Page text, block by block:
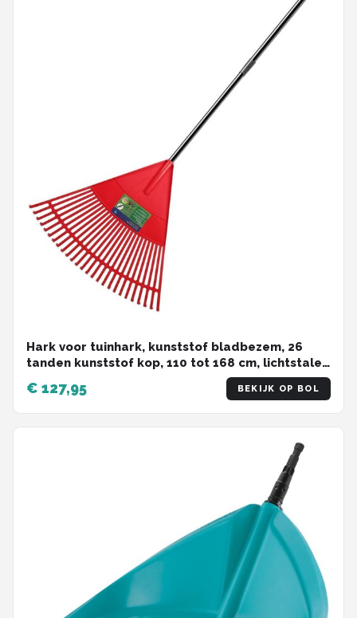
Hark voor tuinhark, kunststof bladbezem, 26
tanden kunststof kop, 110 tot 168 cm, lichtstalen
landschapsbezem voor gazon en bladeren (rode
harkkop)
€ 127,95 BEKIJK OP BOL